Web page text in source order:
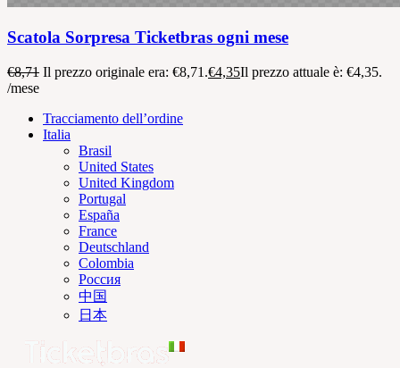
Scatola Sorpresa Ticketbras ogni mese
€8,71 Il prezzo originale era: €8,71.€4,35Il prezzo attuale è: €4,35.
/mese
Tracciamento dell’ordine
Italia
Brasil
United States
United Kingdom
Portugal
España
France
Deutschland
Colombia
Россия
中国
日本